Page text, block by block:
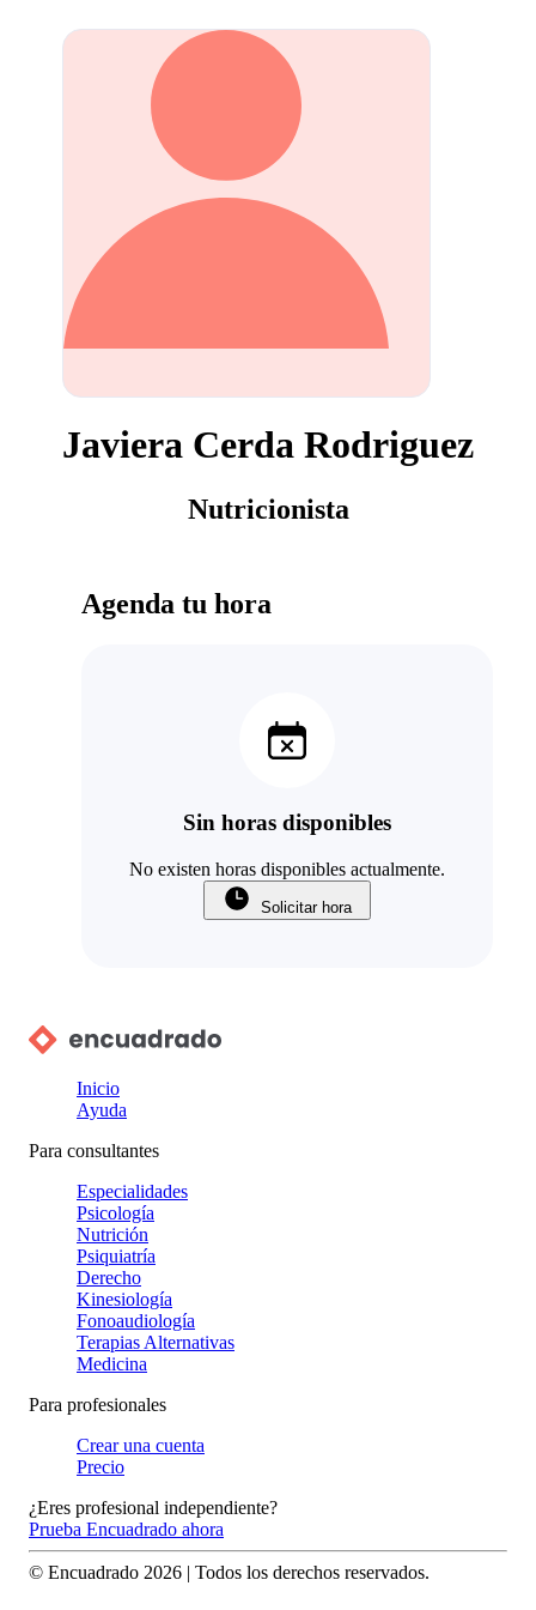
Javiera Cerda Rodriguez
Nutricionista
Agenda tu hora
Sin horas disponibles
No existen horas disponibles actualmente.
Solicitar hora
Inicio
Ayuda
Para consultantes
Especialidades
Psicología
Nutrición
Psiquiatría
Derecho
Kinesiología
Fonoaudiología
Terapias Alternativas
Medicina
Para profesionales
Crear una cuenta
Precio
¿Eres profesional independiente?
Prueba Encuadrado ahora
© Encuadrado 2026 | Todos los derechos reservados.